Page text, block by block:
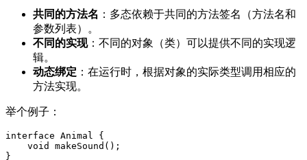
共同的方法名 ：多态依赖于共同的方法签名（方法名和
参数列表）。
不同的实现：不同的对象（类）可以提供不同的实现逻
辑。
动态绑定 ：在运行时，根据对象的实际类型调用相应的
方法实现。
举个例子：
interface Animal {
    void makeSound();
}